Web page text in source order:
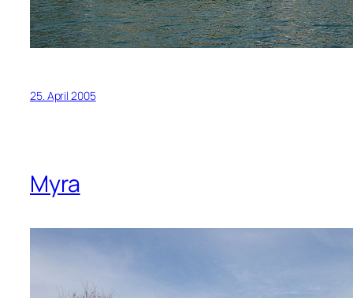
25. April 2005
Myra